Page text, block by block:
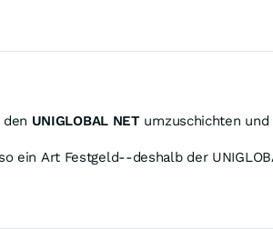
UNIGLOBAL NETumzuschichten
ein Art Festgeld--deshalb der